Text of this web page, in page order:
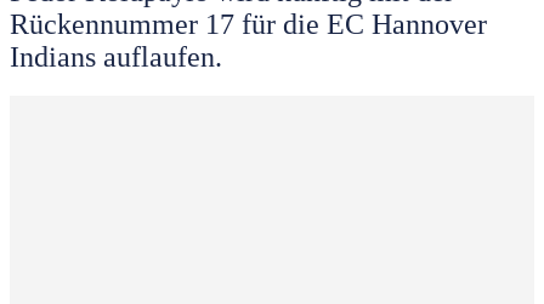
Rückennummer 17 für die EC Hannover
Indians auflaufen.